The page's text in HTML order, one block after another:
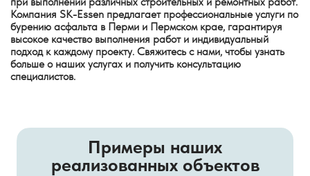
Компания SK-Essen предлагает профессиональные услуги по
бурению асфальта в Перми и Пермском крае, гарантируя
высокое качество выполнения работ и индивидуальный
подход к каждому проекту. Свяжитесь с нами, чтобы узнать
больше о наших услугах и получить консультацию
специалистов.
Примеры наших
реализованных объектов